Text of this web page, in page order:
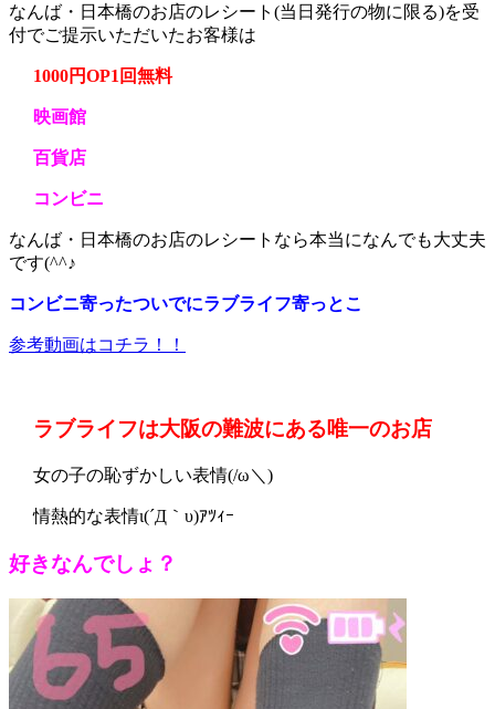
なんば・日本橋のお店のレシート(当日発行の物に限る)を受
付でご提示いただいたお客様は
1000円OP1回無料
映画館
百貨店
コンビニ
なんば・日本橋のお店のレシートなら本当になんでも大丈夫
です(^^♪
コンビニ寄ったついでにラブライフ寄っとこ
参考動画はコチラ！！
ラブライフは大阪の難波にある唯一のお店
女の子の恥ずかしい表情(/ω＼)
情熱的な表情ι(´Д｀υ)ｱﾂｨｰ
好きなんでしょ？